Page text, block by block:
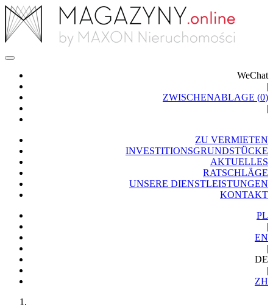
WeChat
|
ZWISCHENABLAGE (0)
|
ZU VERMIETEN
INVESTITIONSGRUNDSTÜCKE
AKTUELLES
RATSCHLÄGE
UNSERE DIENSTLEISTUNGEN
KONTAKT
PL
|
EN
|
DE
|
ZH